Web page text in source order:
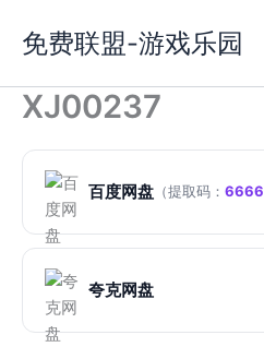
容
免费联盟-游戏乐园
XJ00237
百度网盘 （提取码： 6666
夸克网盘